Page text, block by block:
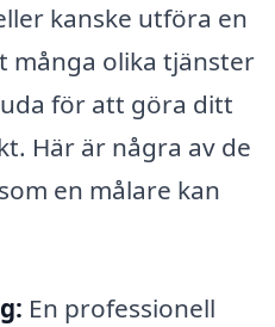
kanske utföra en
många olika tjänster
för att göra ditt
Här är några av de
en målare kan
En professionell